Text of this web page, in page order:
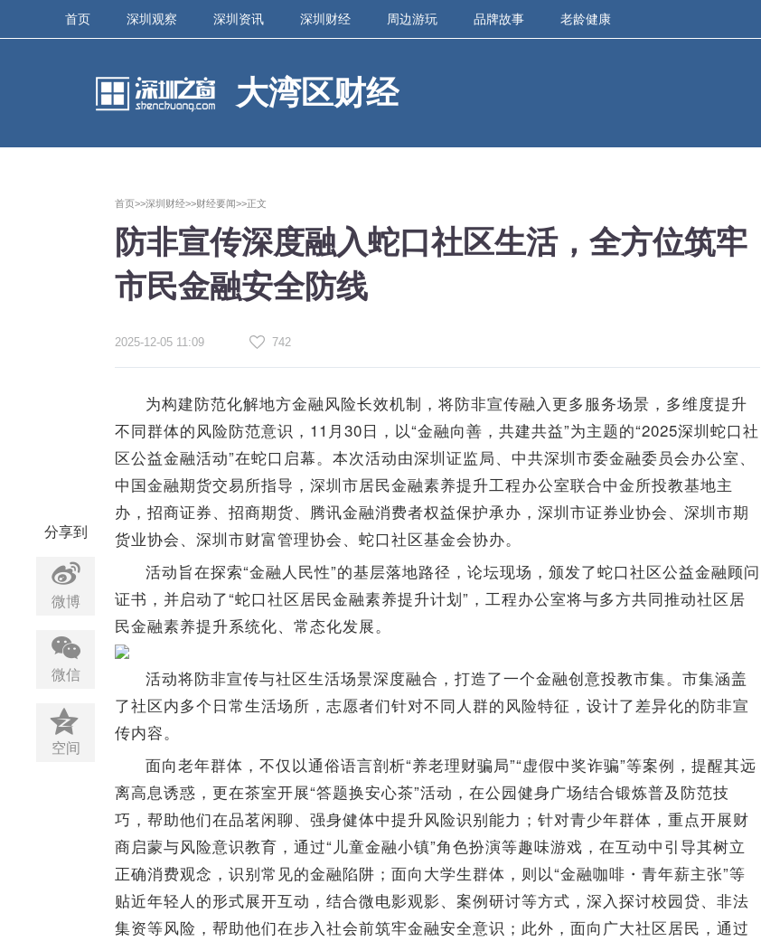
首页 深圳观察 深圳资讯 深圳财经 周边游玩 品牌故事 老龄健康
大湾区财经
首页>>深圳财经>>财经要闻>>正文
防非宣传深度融入蛇口社区生活，全方位筑牢
市民金融安全防线
2025-12-05 11:09 742
为构建防范化解地方金融风险长效机制，将防非宣传融入更多服务场景，多维度提升
不同群体的风险防范意识，11月30日，以“金融向善，共建共益”为主题的“2025深圳蛇口社
区公益金融活动”在蛇口启幕。本次活动由深圳证监局、中共深圳市委金融委员会办公室、
中国金融期货交易所指导，深圳市居民金融素养提升工程办公室联合中金所投教基地主
办，招商证券、招商期货、腾讯金融消费者权益保护承办，深圳市证券业协会、深圳市期
货业协会、深圳市财富管理协会、蛇口社区基金会协办。
活动旨在探索“金融人民性”的基层落地路径，论坛现场，颁发了蛇口社区公益金融顾问
证书，并启动了“蛇口社区居民金融素养提升计划”，工程办公室将与多方共同推动社区居
民金融素养提升系统化、常态化发展。
活动将防非宣传与社区生活场景深度融合，打造了一个金融创意投教市集。市集涵盖
了社区内多个日常生活场所，志愿者们针对不同人群的风险特征，设计了差异化的防非宣
传内容。
面向老年群体，不仅以通俗语言剖析“养老理财骗局”“虚假中奖诈骗”等案例，提醒其远
离高息诱惑，更在茶室开展“答题换安心茶”活动，在公园健身广场结合锻炼普及防范技
巧，帮助他们在品茗闲聊、强身健体中提升风险识别能力；针对青少年群体，重点开展财
商启蒙与风险意识教育，通过“儿童金融小镇”角色扮演等趣味游戏，在互动中引导其树立
正确消费观念，识别常见的金融陷阱；面向大学生群体，则以“金融咖啡・青年薪主张”等
贴近年轻人的形式展开互动，结合微电影观影、案例研讨等方式，深入探讨校园贷、非法
集资等风险，帮助他们在步入社会前筑牢金融安全意识；此外，面向广大社区居民，通过
分享到
微博
微信
空间